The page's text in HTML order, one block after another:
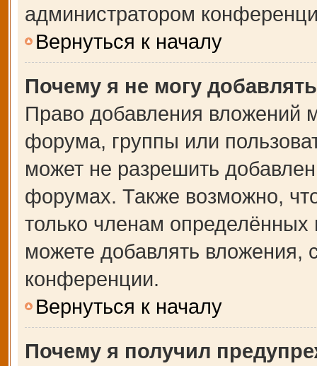
администратором
Вернуться к началу
Почему я не могу
Право добавления вложений
форума, группы или
может не разрешить
форумах. Также возможно,
только членам
можете добавлять вложения,
конференции.
Вернуться к началу
Почему я получил